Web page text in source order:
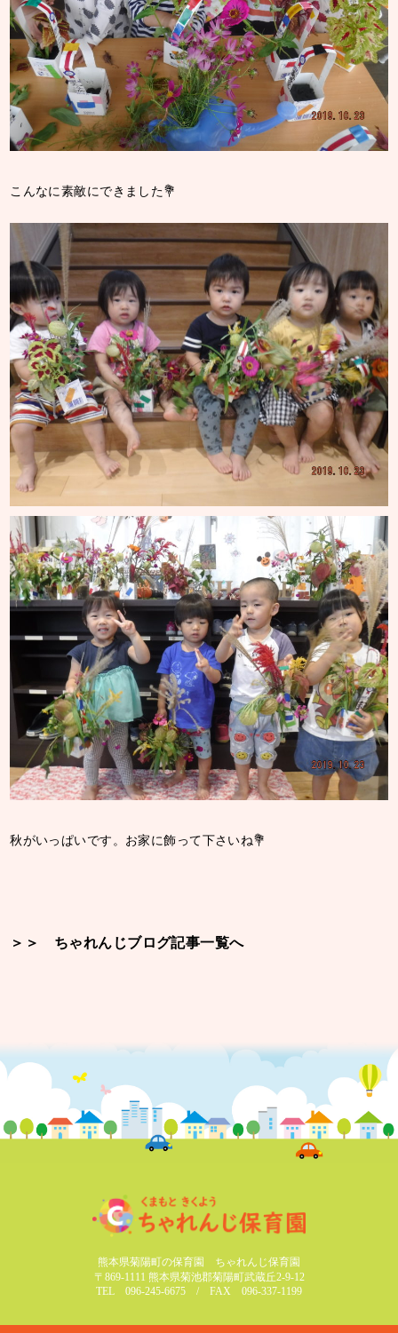
こんなに素敵にできました💐
秋がいっぱいです。お家に飾って下さいね💐
＞＞ ちゃれんじブログ記事一覧へ
熊本県菊陽町の保育園 ちゃれんじ保育園
〒869-1111 熊本県菊池郡菊陽町武蔵丘2-9-12
TEL 096-245-6675 / FAX 096-337-1199